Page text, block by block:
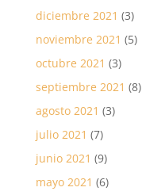
diciembre 2021 (3)
noviembre 2021 (5)
octubre 2021 (3)
septiembre 2021 (8)
agosto 2021 (3)
julio 2021 (7)
junio 2021 (9)
mayo 2021 (6)